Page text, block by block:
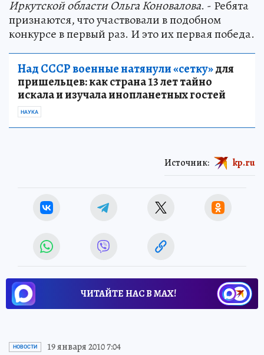
Иркутской области Ольга Коновалова. - Ребята
признаются, что участвовали в подобном
конкурсе в первый раз. И это их первая победа.
Над СССР военные натянули «сетку»для
пришельцев: как страна 13 лет тайно
искала и изучала инопланетных гостей
НАУКА
Источник: kp.ru
ЧИТАЙТЕ НАС В МАХ!
НОВОСТИ 19 января 2010 7:04